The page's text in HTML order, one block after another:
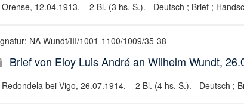
Orense, 12.04.1913. – 2 Bl. (3 hs. S.). - Deutsch ; Brief ;
NA Wundt/III/1001-1100/1009/35-38
Brief von Eloy Luis André an Wilhelm Wundt,
Redondela bei Vigo, 26.07.1914. – 2 Bl. (4 hs. S.). - Deutsch ;